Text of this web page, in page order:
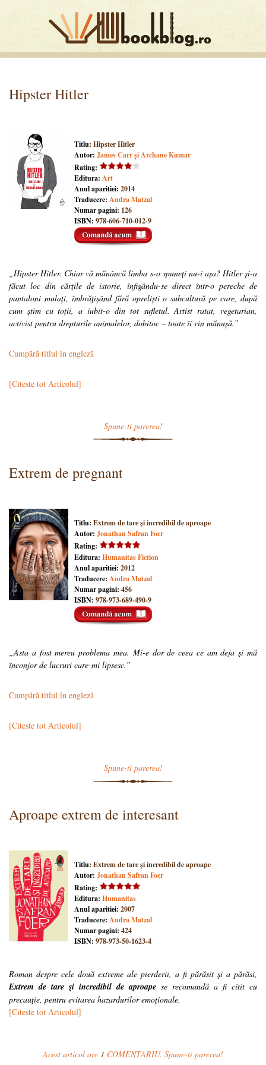
Hipster Hitler
Titlu: Hipster Hitler
Autor: James Carr și Archane Kumar
Rating:
Editura: Art
Anul aparitiei: 2014
Traducere: Andra Matzal
Numar pagini: 126
ISBN: 978-606-710-012-9
„Hipster Hitler. Chiar vă mănâncă limba s-o spuneți nu-i așa? Hitler și-a
făcut loc din cărțile de istorie, înfigându-se direct într-o pereche de
pantaloni mulați, îmbrățișând fără opreliști o subcultură pe care, după
cum știm cu toții, a iubit-o din tot sufletul. Artist ratat, vegetarian,
activist pentru drepturile animalelor, dobitoc – toate îi vin mănușă.”
Cumpără titlul în engleză
[Citeste tot Articolul]
Spune-ti parerea!
Extrem de pregnant
Titlu: Extrem de tare şi incredibil de aproape
Autor: Jonathan Safran Foer
Rating:
Editura: Humanitas Fiction
Anul aparitiei: 2012
Traducere: Andra Matzal
Numar pagini: 456
ISBN: 978-973-689-490-9
„Asta a fost mereu problema mea. Mi-e dor de ceea ce am deja şi mă
înconjor de lucruri care-mi lipsesc.”
Cumpără titlul în engleză
[Citeste tot Articolul]
Spune-ti parerea!
Aproape extrem de interesant
Titlu: Extrem de tare şi incredibil de aproape
Autor: Jonathan Safran Foer
Rating:
Editura: Humanitas
Anul aparitiei: 2007
Traducere: Andra Matzal
Numar pagini: 424
ISBN: 978-973-50-1623-4
Roman despre cele două extreme ale pierderii, a fi părăsit şi a părăsi,
Extrem de tare şi incredibil de aproape se recomandă a fi citit cu
precauţie, pentru evitarea hazardurilor emoţionale.
[Citeste tot Articolul]
Acest articol are 1 COMENTARIU. Spune-ti parerea!